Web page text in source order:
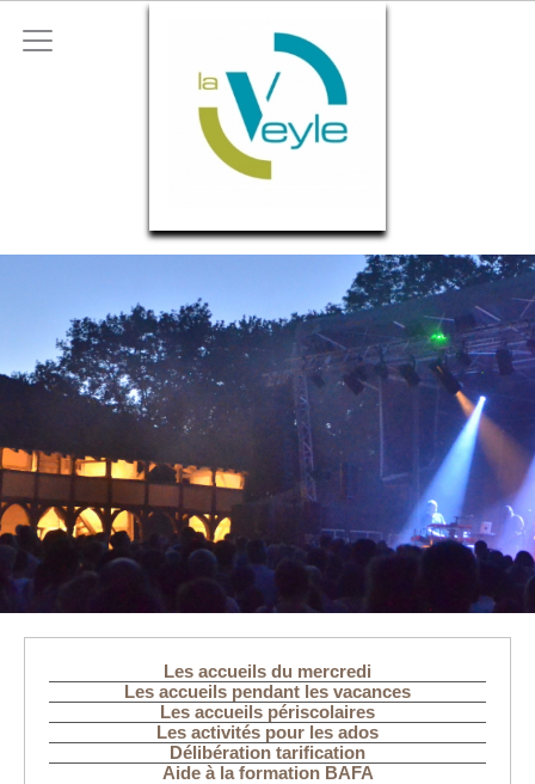
Les accueils du mercredi
Les accueils pendant les vacances
Les accueils périscolaires
Les activités pour les ados
Délibération tarification
Aide à la formation BAFA